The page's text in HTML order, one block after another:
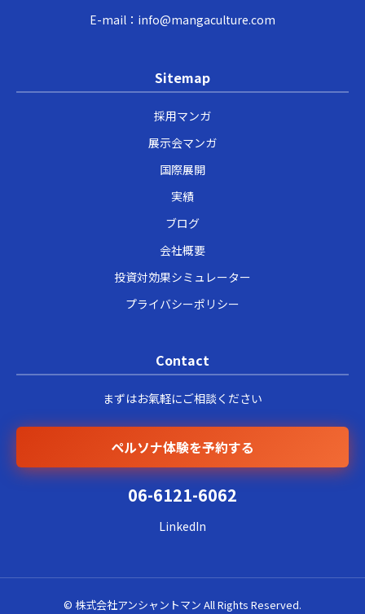
E-mail： info@mangaculture.com
Sitemap
採用マンガ
展示会マンガ
国際展開
実績
ブログ
会社概要
投資対効果シミュレーター
プライバシーポリシー
Contact
まずはお氣軽にご相談ください
ペルソナ体験を予約する
06-6121-6062
LinkedIn
© 株式会社アンシャントマン All Rights Reserved.